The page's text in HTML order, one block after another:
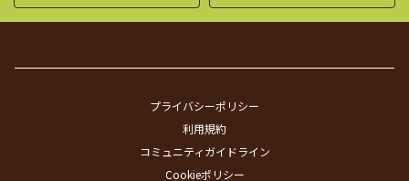
プライバシーポリシー
利用規約
コミュニティガイドライン
Cookieポリシー